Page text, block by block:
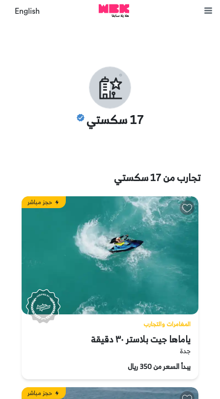
English
17 سكستي
تجارب من17 سكستي
حجز مباشر
المغامرات والتجارب
ياماها جيت بلاستر ٣٠ دقيقة
جدة
يبدأ السعر من 350 ريال
حجز مباشر